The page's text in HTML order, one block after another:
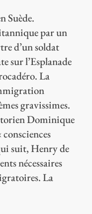
Suède.
par un
d’un soldat
sur l’Esplanade
La
gravissimes.
Dominique
suit, Henry de
nécessaires
La